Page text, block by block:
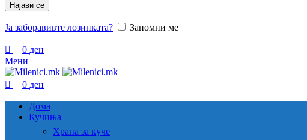
Најави се
Ја заборавивте лозинката? Запомни ме
0 ден
Мени
0 ден
Дома
Кучиња
Храна за куче